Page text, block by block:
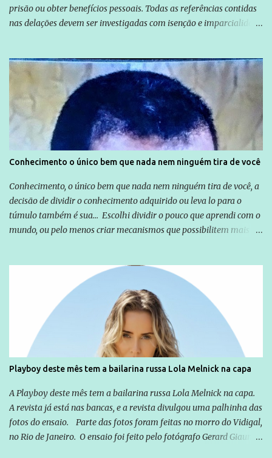
prisão ou obter benefícios pessoais. Todas as referências contidas
nas delações devem ser investigadas com isenção e imparcialidade
Globo manteve com o Grupo Odebrecht, citada na delação de
Emílio Odebrecht. Lula sempre atuou para promover o Brasil no
exterior, e não para promover determinadas empresas ou
empresários" Assina a nota o advogado Cristiano Zanin Martins
Conhecimento o único bem que nada nem ninguém tira de você
Conhecimento, o único bem que nada nem ninguém tira de você, a
decisão de dividir o conhecimento adquirido ou leva lo para o
túmulo também é sua... Escolhi dividir o pouco que aprendi com o
mundo, ou pelo menos criar mecanismos que possibilitem mais e
empreendedor da comunicação, que além de informação
cotidiana, corriqueira e cada vez mais preocupantes, do tipo que
você já esta acostumado a ver neste espaço, vou trabalhar a ideia
que possibilite distribuir não só informações, mas que gere de
forma consistente a riqueza do conhecimento... Exemplo: o
cidadão brasileiro não precisa só ser informado sobre operações
da Lava Jato, Reformas que podem retirar ou não direitos, ou
quem vai ser preso ou não; é preciso levar até as pessoas, do mais
simples ao mais burguês, o que diz a nossa Constituição, quais são
seus direitos e deveres em ...
Playboy deste mês tem a bailarina russa Lola Melnick na capa
A Playboy deste mês tem a bailarina russa Lola Melnick na capa.
A revista já está nas bancas, e a revista divulgou uma palhinha das
fotos do ensaio. Parte das fotos foram feitas no morro do Vidigal,
no Rio de Janeiro. O ensaio foi feito pelo fotógrafo Gerard Giaume